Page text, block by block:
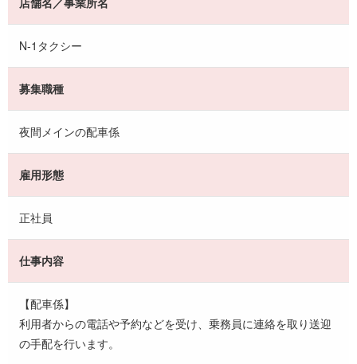
N-1タクシー
募集職種
夜間メインの配車係
雇用形態
正社員
仕事内容
【配車係】
利用者からの電話や予約などを受け、乗務員に連絡を取り送迎
の手配を行います。